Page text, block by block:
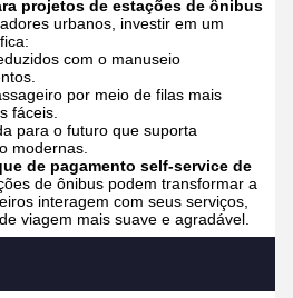
projetos de estações de ônibus
urbanos, investir em um
com o manuseio
por meio de filas mais
fáceis.
para o futuro que suporta
modernas.
de pagamento self-service de
de ônibus podem transformar a
interagem com seus serviços,
viagem mais suave e agradável.